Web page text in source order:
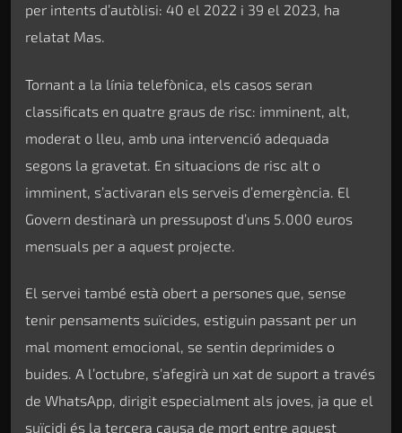
per intents d’autòlisi: 40 el 2022 i 39 el 2023, ha
relatat Mas.
Tornant a la línia telefònica, els casos seran
classificats en quatre graus de risc: imminent, alt,
moderat o lleu, amb una intervenció adequada
segons la gravetat. En situacions de risc alt o
imminent, s’activaran els serveis d’emergència. El
Govern destinarà un pressupost d’uns 5.000 euros
mensuals per a aquest projecte.
El servei també està obert a persones que, sense
tenir pensaments suïcides, estiguin passant per un
mal moment emocional, se sentin deprimides o
buides. A l’octubre, s’afegirà un xat de suport a través
de WhatsApp, dirigit especialment als joves, ja que el
suïcidi és la tercera causa de mort entre aquest